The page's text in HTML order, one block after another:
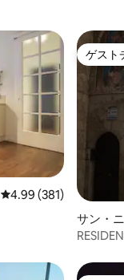
レビュー381件、5つ
4.99 (381)
ゲスト
ゲスト
サン・
アパート